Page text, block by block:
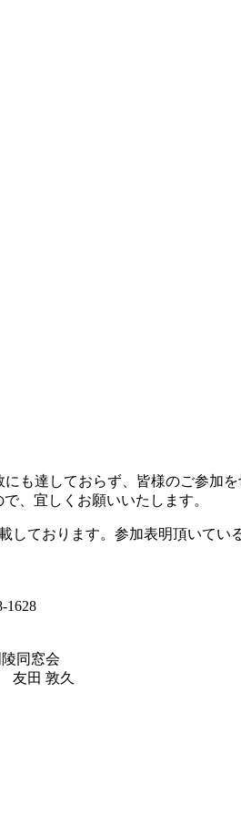
も達しておらず、皆様のご参加
、宜しくお願いいたします。
しております。参加表明頂いて
1628
久